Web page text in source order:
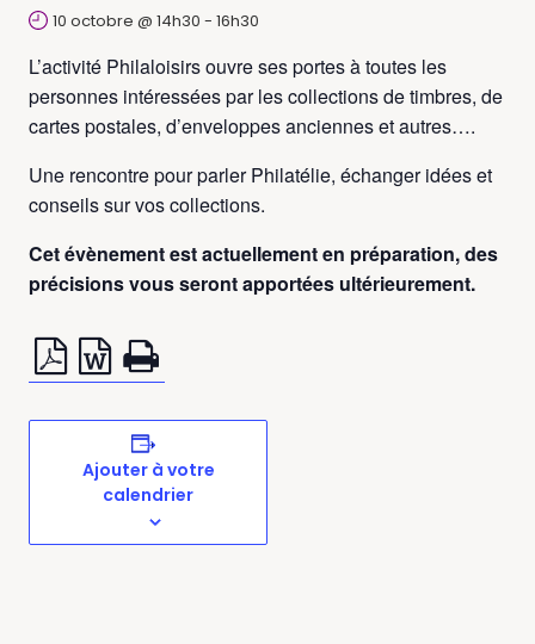
10 octobre @ 14h30 - 16h30
L’activité Philaloisirs ouvre ses portes à toutes les
personnes intéressées par les collections de timbres, de
cartes postales, d’enveloppes anciennes et autres….
Une rencontre pour parler Philatélie, échanger idées et
conseils sur vos collections.
Cet évènement est actuellement en préparation, des
précisions vous seront apportées ultérieurement.
Ajouter à votre
calendrier